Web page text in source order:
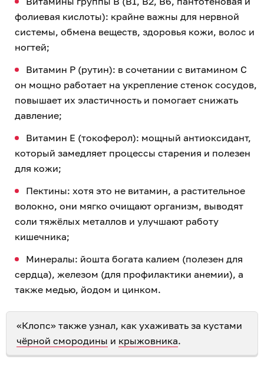
фолиевая кислоты): крайне важны для нервной
системы, обмена веществ, здоровья кожи, волос и
ногтей;
Витамин P (рутин): в сочетании с витамином C
он мощно работает на укрепление стенок сосудов,
повышает их эластичность и помогает снижать
давление;
Витамин E (токоферол): мощный антиоксидант,
который замедляет процессы старения и полезен
для кожи;
Пектины: хотя это не витамин, а растительное
волокно, они мягко очищают организм, выводят
соли тяжёлых металлов и улучшают работу
кишечника;
Минералы: йошта богата калием (полезен для
сердца), железом (для профилактики анемии), а
также медью, йодом и цинком.
«Клопс» также узнал, как ухаживать за кустами
чёрной смородины и крыжовника.